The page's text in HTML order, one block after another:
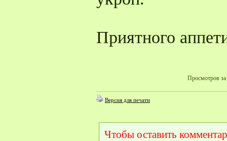
Приятного
Просмотров за
Версия для печати
Чтобы оставить